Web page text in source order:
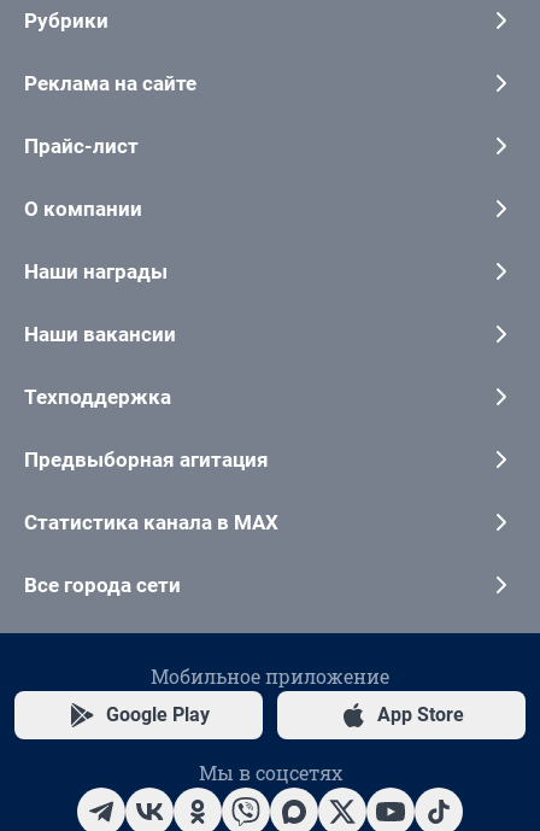
Рубрики
Реклама на сайте
Прайс-лист
О компании
Наши награды
Наши вакансии
Техподдержка
Предвыборная агитация
Статистика канала в MAX
Все города сети
Мобильное приложение
Google Play App Store
Мы в соцсетях